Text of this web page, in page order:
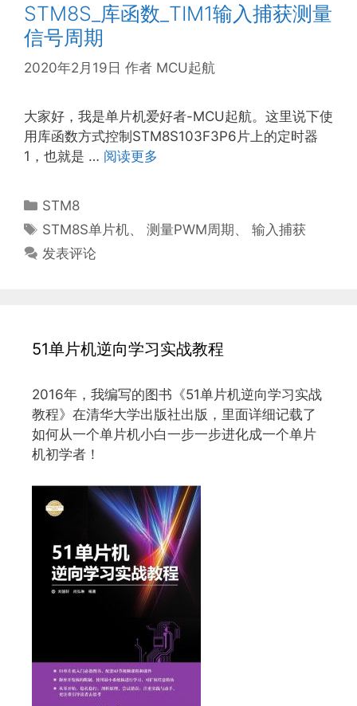
STM8S_库函数_TIM1输入捕获测量
信号周期
2020年2月19日 作者 MCU起航
大家好，我是单片机爱好者-MCU起航。这里说下使
用库函数方式控制STM8S103F3P6片上的定时器
1，也就是 … 阅读更多
分
类
STM8
标
签
STM8S单片机、测量PWM周期、输入捕获
发表评论
51单片机逆向学习实战教程
2016年，我编写的图书《51单片机逆向学习实战
教程》在清华大学出版社出版，里面详细记载了
如何从一个单片机小白一步一步进化成一个单片
机初学者！